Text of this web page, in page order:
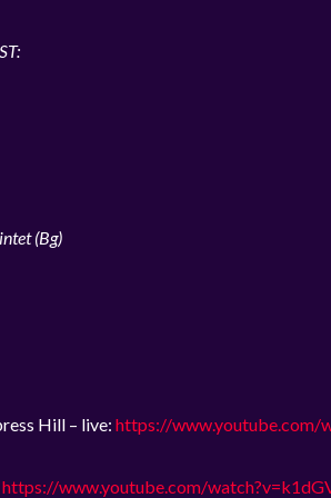
(Bg)
Hill – live: https://www.youtube.com/
https://www.youtube.com/